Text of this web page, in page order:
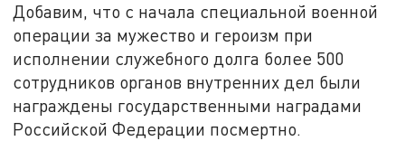
Добавим, что с начала специальной военной
операции за мужество и героизм при
исполнении служебного долга более 500
сотрудников органов внутренних дел были
награждены государственными наградами
Российской Федерации посмертно.